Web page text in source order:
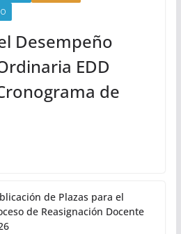
Desempeño
EDD
de
de Plazas para el
de Reasignación Docente